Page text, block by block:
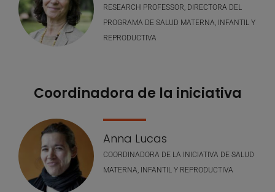
RESEARCH PROFESSOR, DIRECTORA DEL
PROGRAMA DE SALUD MATERNA, INFANTIL Y
REPRODUCTIVA
Coordinadora de la iniciativa
Anna Lucas
COORDINADORA DE LA INICIATIVA DE SALUD
MATERNA, INFANTIL Y REPRODUCTIVA